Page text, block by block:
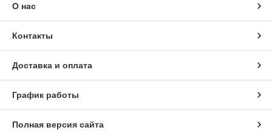
О нас
Контакты
Доставка и оплата
График работы
Полная версия сайта